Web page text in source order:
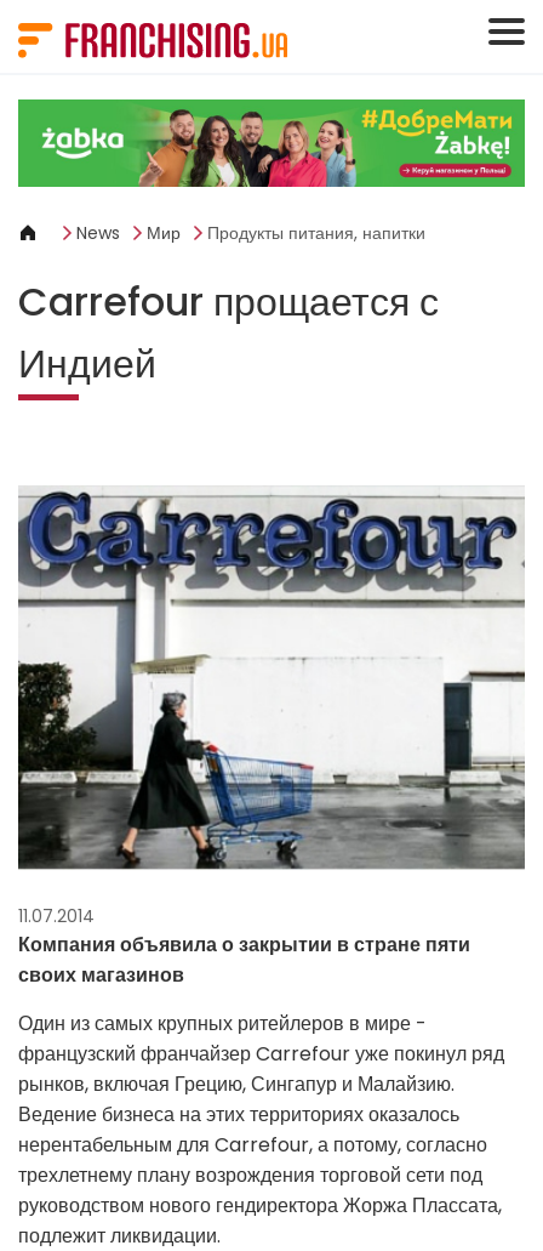
News Мир Продукты питания, напитки
Carrefour прощается с
Индией
11.07.2014
Компания объявила о закрытии в стране пяти
своих магазинов
Один из самых крупных ритейлеров в мире -
французский франчайзер Carrefour уже покинул ряд
рынков, включая Грецию, Сингапур и Малайзию.
Ведение бизнеса на этих территориях оказалось
нерентабельным для Carrefour, а потому, согласно
трехлетнему плану возрождения торговой сети под
руководством нового гендиректора Жоржа Плассата,
подлежит ликвидации.